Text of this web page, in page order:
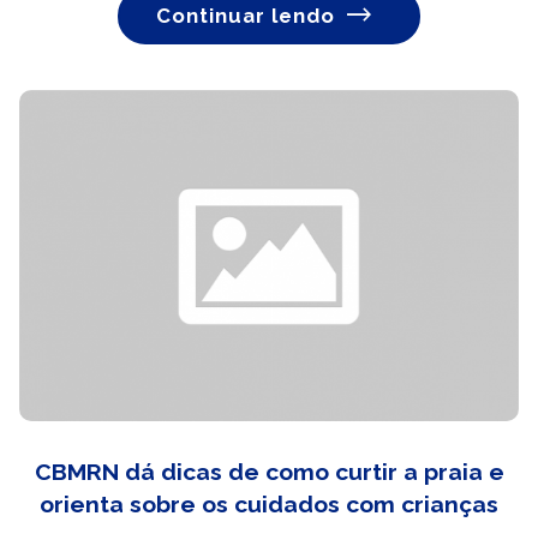
Continuar lendo
CBMRN dá dicas de como curtir a praia e
orienta sobre os cuidados com crianças